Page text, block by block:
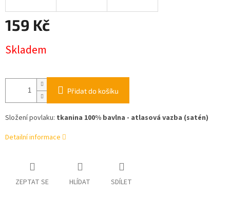
159 Kč
cena:
Skladem
Přidat do košíku
Složení povlaku: tkanina 100% bavlna - atlasová vazba (satén)
Detailní informace
ZEPTAT SE HLÍDAT SDÍLET